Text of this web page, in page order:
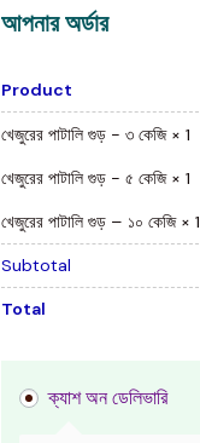
আপনার অর্ডার
Product
খেজুরের পাটালি গুড় - ৩ কেজি × 1
খেজুরের পাটালি গুড় - ৫ কেজি × 1
খেজুরের পাটালি গুড় – ১০ কেজি × 1
Subtotal
Total
ক্যাশ অন ডেলিভারি